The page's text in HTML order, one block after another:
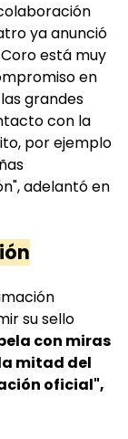
ya anunció
está muy
en
grandes
con la
por ejemplo
adelantó en
su sello
con miras
mitad del
oficial",